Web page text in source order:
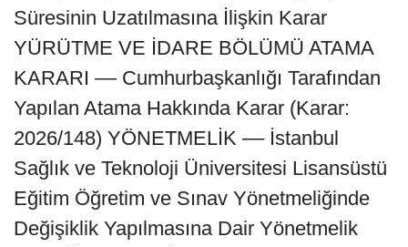
Süresinin Uzatılmasına İlişkin Karar
YÜRÜTME VE İDARE BÖLÜMÜ ATAMA
KARARI –– Cumhurbaşkanlığı Tarafından
Yapılan Atama Hakkında Karar (Karar:
2026/148) YÖNETMELİK –– İstanbul
Sağlık ve Teknoloji Üniversitesi Lisansüstü
Eğitim Öğretim ve Sınav Yönetmeliğinde
Değişiklik Yapılmasına Dair Yönetmelik